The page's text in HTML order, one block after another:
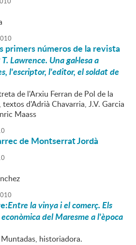
primers números de la revista
Lawrence. Una gal·lesa a
l'escriptor, l'editor, el soldat de
de l'Arxiu Ferran de Pol de la
d'Adrià Chavarria, J.V. Garcia
Maass
de Montserrat Jordà
Entre la vinya i el comerç. Els
del Maresme a l'època
historiadora.